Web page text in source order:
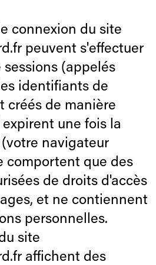
connexion du site
peuvent s'effectuer
(appelés
identifiants de
créés de manière
une fois la
navigateur
comportent que des
de droits d'accès
et ne contiennent
personnelles.
site
affichent des